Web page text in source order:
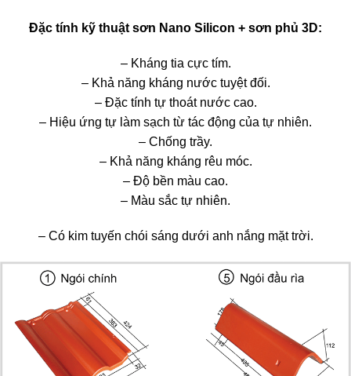
Đặc tính kỹ thuật sơn Nano Silicon + sơn phủ 3D:
– Kháng tia cực tím.
– Khả năng kháng nước tuyệt đối.
– Đặc tính tự thoát nước cao.
– Hiệu ứng tự làm sạch từ tác động của tự nhiên.
– Chống trầy.
– Khả năng kháng rêu móc.
– Độ bền màu cao.
– Màu sắc tự nhiên.
– Có kim tuyến chói sáng dưới anh nắng mặt trời.